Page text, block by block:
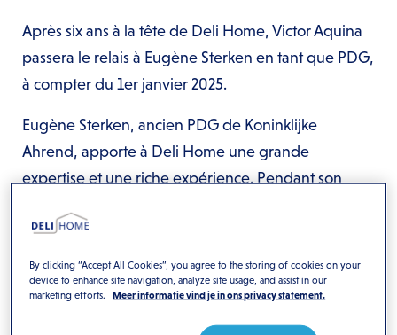
Après six ans à la tête de Deli Home, Victor Aquina
passera le relais à Eugène Sterken en tant que PDG,
à compter du 1er janvier 2025.
Eugène Sterken, ancien PDG de Koninklijke
Ahrend, apporte à Deli Home une grande
expertise et une riche expérience. Pendant son
acquisitions réussies sur les marchés nationaux et
internationaux, transformant l’entreprise en un
acteur de premier plan dans les environnements de
By clicking “Accept All Cookies”, you agree to the storing of cookies on your
device to enhance site navigation, analyze site usage, and assist in our
marketing efforts.
Meer informatie vind je in ons privacy statement.